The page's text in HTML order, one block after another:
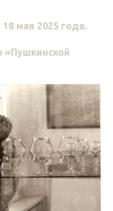
мая 2025 года.
«Пушкинской